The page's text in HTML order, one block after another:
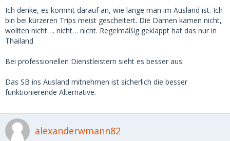
Ich denke, es kommt darauf an, wie lange man im Ausland ist. Ich
bin bei kürzeren Trips meist gescheitert. Die Damen kamen nicht,
wollten nicht…. nicht… nicht. Regelmäßig geklappt hat das nur in
Thailand
Bei professionellen Dienstleistern sieht es besser aus.
Das SB ins Ausland mitnehmen ist sicherlich die besser
funktionierende Alternative.
alexanderwmann82